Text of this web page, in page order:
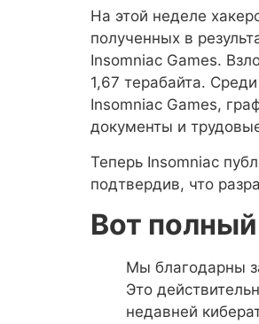
На этой неделе
полученных в
Insomniac Games.
1,67 терабайта.
Insomniac Games,
документы и
Теперь Insomniac
подтвердив, что
Вот
Мы благодарны
Это
недавней